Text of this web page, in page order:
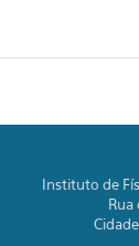
Instituto de
Rua